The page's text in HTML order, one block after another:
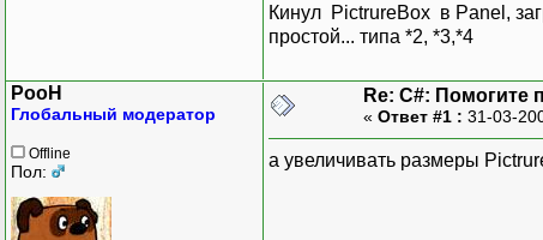
Кинул PictrureBox в Panel,
простой... типа *2, *3,*4
PooH
Глобальный модератор
Offline
Пол:
Re: C#: Помогите
« Ответ #1 : 31-03-
а увеличивать размеры